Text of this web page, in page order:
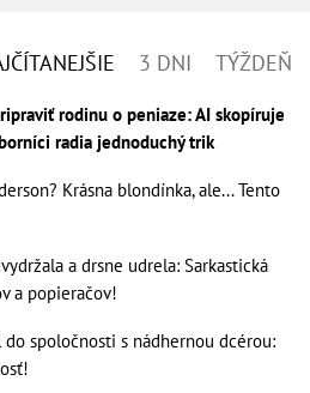
3 DNI TÝŽDEŇ
rodinu o peniaze: AI skopíruje
radia jednoduchý trik
Krásna blondínka, ale... Tento
a drsne udrela: Sarkastická
a popieračov!
spoločnosti s nádhernou dcérou: